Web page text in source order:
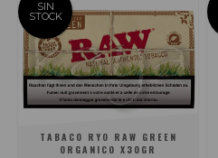
SIN
STOCK
TABACO RYO RAW GREEN
ORGANICO X30GR